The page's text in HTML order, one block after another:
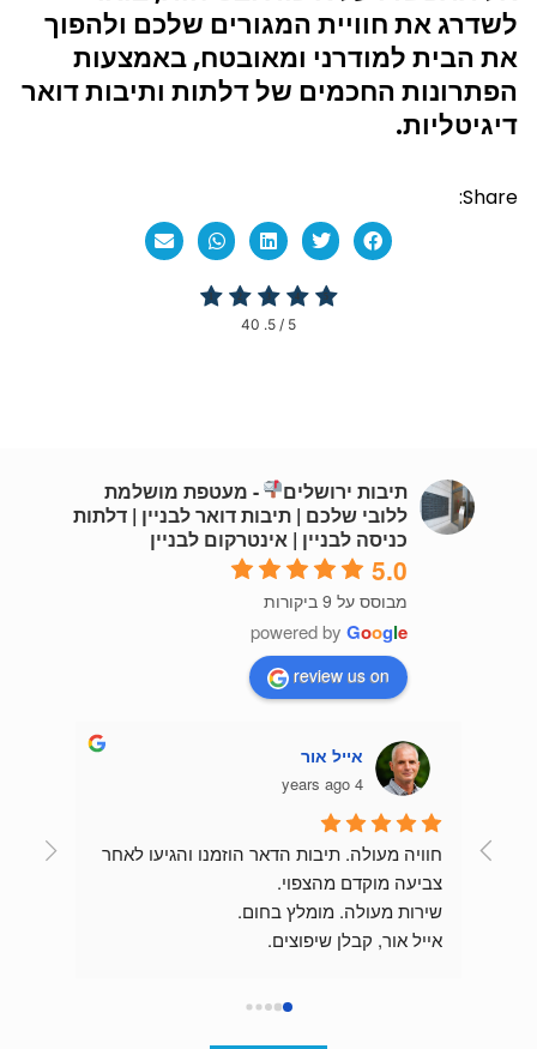
לשדרג את חוויית המגורים שלכם ולהפוך
את הבית למודרני ומאובטח, באמצעות
הפתרונות החכמים של דלתות ותיבות דואר
דיגיטליות.
Share:
5
/ 5.
40
תיבות ירושלים
- מעטפת מושלמת
ללובי שלכם | תיבות דואר לבניין | דלתות
כניסה לבניין | אינטרקום לבניין
5.0
מבוסס על 9 ביקורות
powered by Google
review us on
אייל אור
4 years ago
צביעה מוקדם מהצפוי.
שירות מעולה. מומלץ בחום.
אייל אור, קבלן שיפוצים.